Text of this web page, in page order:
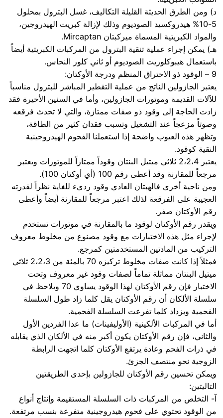
د) ومن الطرق الحديثة القليلة التكاليف، غسل البترول بمحلول
5-10% هيدروكسيد الصوديوم وذلك لإزالة كبريت الهيدروجين،
والمواد الكبريتية المسماة ميركبتان Mircaptan.
هـ) يمكن إجراء عملية تنقية البترول من المركبات الكبريتية أيضاً
باستعمال هيبوكلوريت الصوديوم أو ثاني كلور النحاس.
9 – الوقود ذو الاحتراق المنظم ودرجة الأوكتان:
يعتبر الجازولين الناتج من عملية التقطير المباشر للبترول مناسباً
للآلات القديمة وموتورات الجازولين، وأما في السنين الأخيرة فقد
زادت الحاجة إلى وقود ذو صفات ممتازة، والتي لا تحدث فرقعه
وصوتاً مزعجاً عند التشغيل وتسبب فقدان كثير من الطاقة،
وتظهر هذه العيوب واضحة إذا استعملنا الفحوم الهيدروجينية
النقية كوقود.
يعتبر 2،2،4 ثلاثي ميتيل البنتان وقوداً ممتازاً للموتورات ويعتبر
مرجعاً للمقارنة وقد أعطى رقم 100 (أي أوكتان 100).
ومن ناحية أخرى فالهبتان العادي وقود رديء للغاية نظراً لقدرته
العجيبة على الفرقعة لذلك اعتبر مرجعاً للمقارنة أيضاً وأعطى
رقم الأوكتان صفر.
ويقدر رقم الأوكتان لوقود ما بالمقارنة في موتورات تستخدم
لإجراء مثل هذه الاختبارات مع وقود مصنوع من مخلوط معروف
التركيب من المادتين المستخدمتين كمرجع.
فمثلاً إذا كانت صفات مخلوط تركيزه 70 بالمئة من 2،2،3 ثلاثي
ميتيل البنتان مماثلة تماماً لصفات وقود غير معروف وتحت
الاختبار فإن رقم الأوكتان لهذا الوقود يساوي 70 ويلاحظ في
سلسلة الألكان أن رقم الأوكتان يقل كلما زاد طول السلسلة
الفحمية ويزداد كلما تفرعت السلسلة الفحمية.
أما في المركبات الألكينية (الأوليفينات) ما عدا الفردين الأول
والثاني، فإن رقم الأوكتان يكون أكبر منه في الألكان الذي يقابله
في ذرات الفحم وعادة يرتفع الأوكتان كلما اتجهت الرابطة
الزوجية نحو منتصف الجزئ.
ويمكن تحسين رقم الأوكتان للجازولين بإحدى الطريقتين
التاليتين:
آ- التخلص من المركبات ذات السلسلة المستقيمة وإنتاج أنواع
من الوقود تحتوي على فحوم هيدروجينية متفرعة بنسب مرتفعة.